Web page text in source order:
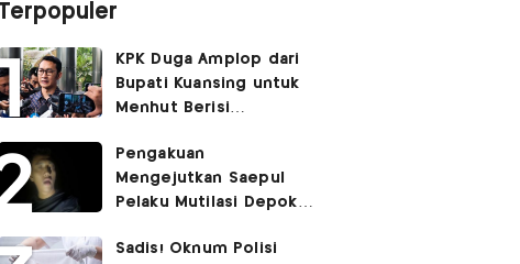
Terpopuler
KPK Duga Amplop dari
Bupati Kuansing untuk
Menhut Berisi
Pengembaliannya
Belum Utuh
Pengakuan
Mengejutkan Saepul
Pelaku Mutilasi Depok:
Korban di Kontrakan
Sadis! Oknum Polisi